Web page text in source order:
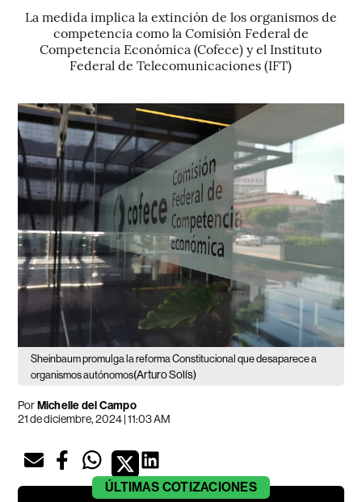
La medida implica la extinción de los organismos de
competencia como la Comisión Federal de
Competencia Económica (Cofece) y el Instituto
Federal de Telecomunicaciones (IFT)
Sheinbaum promulga la reforma Constitucional que desaparece a
organismos autónomos(Arturo Solís)
PorMichelle del Campo
21 de diciembre, 2024 | 11:03 AM
ÚLTIMAS COTIZACIONES